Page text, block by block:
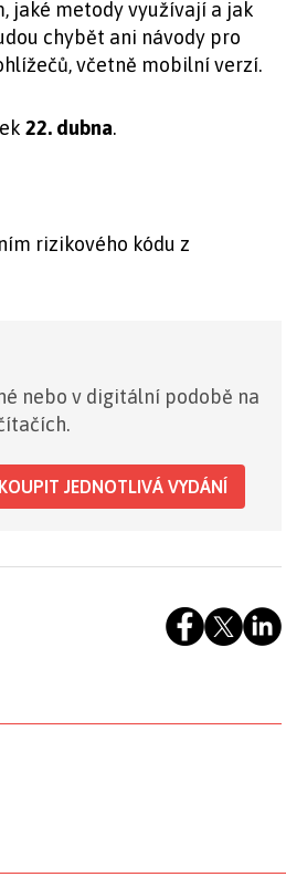
jaké metody využívají a jak
chybět ani návody pro
včetně mobilní verzí.
22. dubna.
rizikového kódu z
nebo v digitální podobě na
KOUPIT JEDNOTLIVÁ VYDÁNÍ